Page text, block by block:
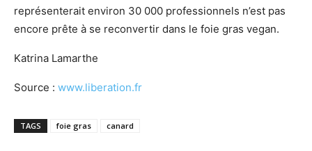
représenterait environ 30 000 professionnels n’est pas
encore prête à se reconvertir dans le foie gras vegan.
Katrina Lamarthe
Source : www.liberation.fr
TAGS foie gras canard